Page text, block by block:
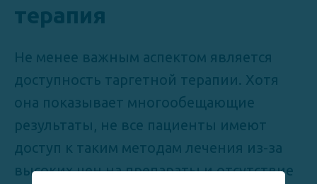
терапия
Не менее важным аспектом является
доступность таргетной терапии. Хотя
она показывает многообещающие
результаты, не все пациенты имеют
доступ к таким методам лечения из-за
высоких цен на препараты и отсутствие